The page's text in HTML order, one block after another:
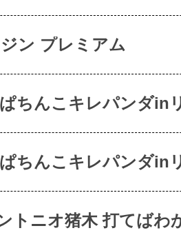
ン プレミアム
ちんこキレパンダin
ちんこキレパンダin
トニオ猪木 打てば